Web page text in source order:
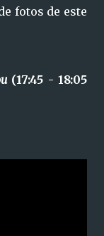
fotos de este
(17:45 - 18:05